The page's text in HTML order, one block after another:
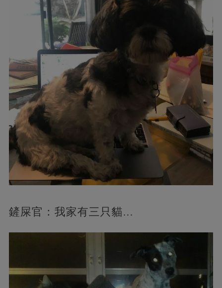
鏟屎官：我家有三只貓...